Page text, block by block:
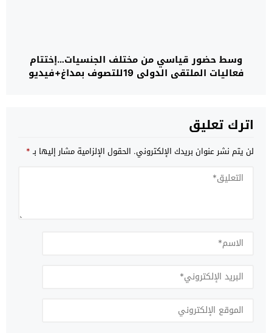
وسط حضور قياسي من مختلف الجنسيات…إختتام
فعاليات الملتقى الدولي 19للتصوف بمداغ+فيديو
اترك تعليق
لن يتم نشر عنوان بريدك الإلكتروني. الحقول الإلزامية مشار إليها بـ*